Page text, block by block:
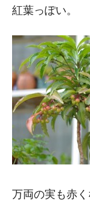
紅葉っぽい。
万両の実も赤く